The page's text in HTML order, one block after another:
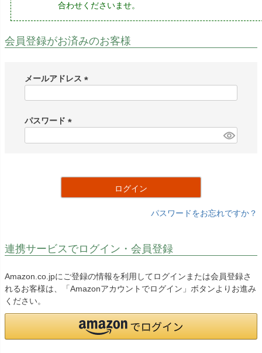
合わせくださいませ。
会員登録がお済みのお客様
メールアドレス
)
パスワード
ログイン
パスワードをお忘れですか？
連携サービスでログイン・会員登録
Amazon.co.jpにご登録の情報を利用してログインまたは会員登録さ
れるお客様は、「Amazonアカウントでログイン」ボタンよりお進み
ください。